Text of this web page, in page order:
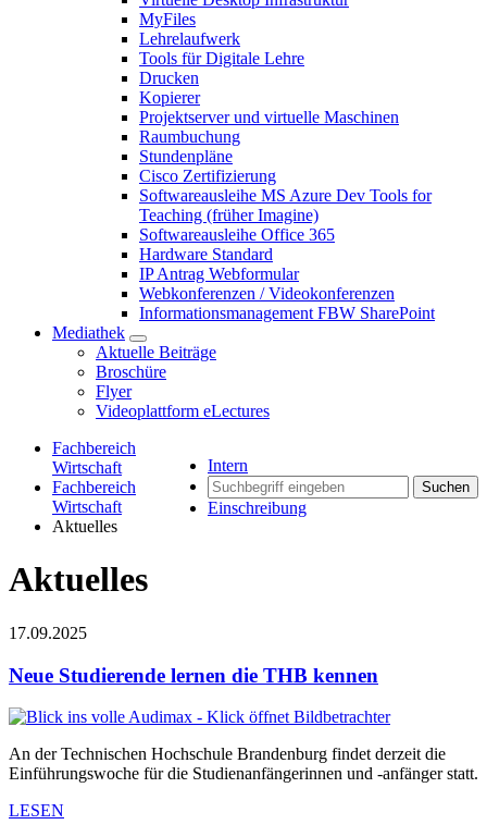
MyFiles
Lehrelaufwerk
Tools für Digitale Lehre
Drucken
Kopierer
Projektserver und virtuelle Maschinen
Raumbuchung
Stundenpläne
Cisco Zertifizierung
Softwareausleihe MS Azure Dev Tools for
Teaching (früher Imagine)
Softwareausleihe Office 365
Hardware Standard
IP Antrag Webformular
Webkonferenzen / Videokonferenzen
Informationsmanagement FBW SharePoint
Mediathek
Aktuelle Beiträge
Broschüre
Flyer
Videoplattform eLectures
Intern
Suchen
Einschreibung
Fachbereich
Wirtschaft
Fachbereich
Wirtschaft
Aktuelles
Aktuelles
17.09.2025
Neue Studierende lernen die THB kennen
An der Technischen Hochschule Brandenburg findet derzeit die
Einführungswoche für die Studienanfängerinnen und -anfänger statt.
LESEN